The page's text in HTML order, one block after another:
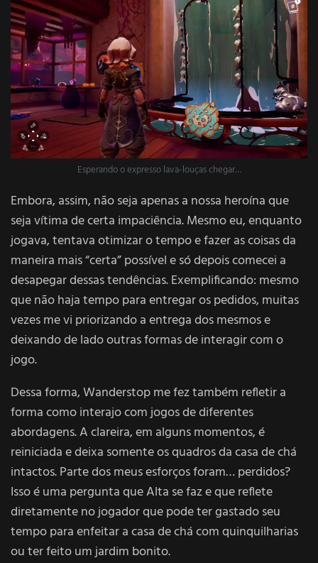
Esperando o expresso lava-louças chegar…
Embora, assim, não seja apenas a nossa heroína que
seja vítima de certa impaciência. Mesmo eu, enquanto
jogava, tentava otimizar o tempo e fazer as coisas da
maneira mais “certa” possível e só depois comecei a
desapegar dessas tendências. Exemplificando: mesmo
que não haja tempo para entregar os pedidos, muitas
vezes me vi priorizando a entrega dos mesmos e
deixando de lado outras formas de interagir com o
jogo.
Dessa forma, Wanderstop me fez também refletir a
forma como interajo com jogos de diferentes
abordagens. A clareira, em alguns momentos, é
reiniciada e deixa somente os quadros da casa de chá
intactos. Parte dos meus esforços foram… perdidos?
Isso é uma pergunta que Alta se faz e que reflete
diretamente no jogador que pode ter gastado seu
tempo para enfeitar a casa de chá com quinquilharias
ou ter feito um jardim bonito.